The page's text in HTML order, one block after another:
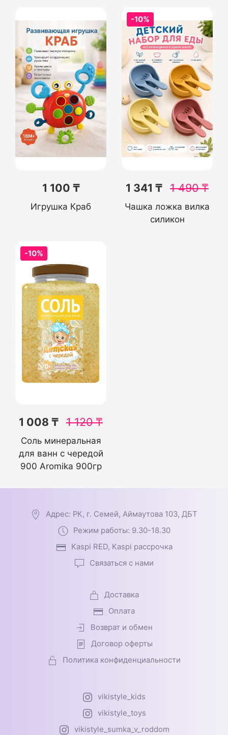
1 100 ₸
Игрушка Краб
-10%
1 341 ₸ 1 490₸
Чашка ложка вилка
силикон
-10%
1 008 ₸ 1 120₸
Соль минеральная
для ванн с чередой
900 Aromika 900гр
Адрес: РК, г. Семей, Аймаутова 103, ДБТ
Режим работы: 9.30-18.30
Kaspi RED, Kaspi рассрочка
Связаться с нами
Доставка
Оплата
Возврат и обмен
Договор оферты
Политика конфиденциальности
vikistyle_kids
vikistyle_toys
vikistyle_sumka_v_roddom